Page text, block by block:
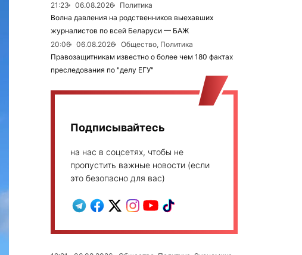
21:23
06.08.2026
Политика
Волна давления на родственников выехавших
журналистов по всей Беларуси — БАЖ
20:06
06.08.2026
Общество, Политика
Правозащитникам известно о более чем 180 фактах
преследования по "делу ЕГУ"
Подписывайтесь
на нас в соцсетях, чтобы не
пропустить важные новости (если
это безопасно для вас)